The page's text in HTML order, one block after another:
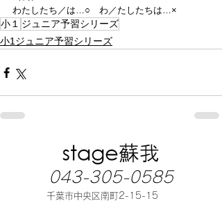
わたしたち／は…○　わ／たしたちは…×
小１ ジュニア予習シリーズ
小1ジュニア予習シリーズ
043-305-0585
千葉市中央区南町2-15-15